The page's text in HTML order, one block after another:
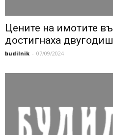
Цените на имотите
достигнаха
budilnik - 07/09/2024